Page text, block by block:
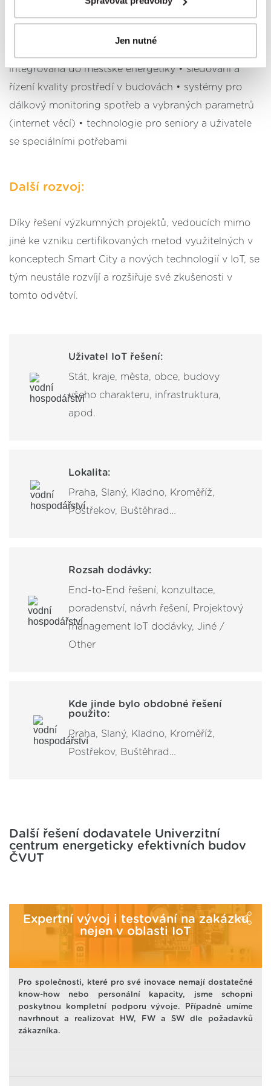
rovněž dozvíte podmínky použití cookies a jejich
postupy a použitím, pak klikněte na
a pokračujte dál na naše stránky. Váš souhlas
uchováváme maximálně po dobu 12 měsíců. Vybrané
možnosti můžete kdykoliv změnit nebo odvolat souhlas
ve svém nastavení.
Jen nutné
území • kvalita architektonického a stavebního řešení
integrovaná do městské energetiky • sledování a
řízení kvality prostředí v budovách • systémy pro
dálkový monitoring spotřeb a vybraných parametrů
(internet věcí) • technologie pro seniory a uživatele
se speciálními potřebami
Další rozvoj:
Díky řešení výzkumných projektů, vedoucích mimo
jiné ke vzniku certifikovaných metod využitelných v
konceptech Smart City a nových technologií v IoT, se
tým neustále rozvíjí a rozšiřuje své zkušenosti v
tomto odvětví.
Uživatel IoT řešení:
Stát, kraje, města, obce, budovy
všeho charakteru, infrastruktura,
apod.
Lokalita:
Praha, Slaný, Kladno, Kroměříž,
Postřekov, Buštěhrad…
Rozsah dodávky:
End-to-End řešení, konzultace,
poradenství, návrh řešení, Projektový
management IoT dodávky, Jiné /
Other
Kde jinde bylo obdobné řešení
použito:
Praha, Slaný, Kladno, Kroměříž,
Postřekov, Buštěhrad…
Další řešení dodavatele Univerzitní
centrum energeticky efektivních budov
ČVUT
Expertní vývoj i testování na zakázku
nejen v oblasti IoT
Pro společnosti, které pro své inovace nemají dostatečné
know-how nebo personální kapacity, jsme schopni
poskytnou kompletní podporu vývoje. Případně umíme
navrhnout a realizovat HW, FW a SW dle požadavků
zákazníka.